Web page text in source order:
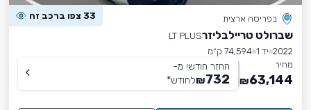
בפריסה ארצית 33 צפו ברכב זה
שברולט טריילבליזרLT PLUS
2022 יד 1
74,594 ק״מ
מחיר
63,144
₪
החזר חודשי מ-
732
₪לחודש*